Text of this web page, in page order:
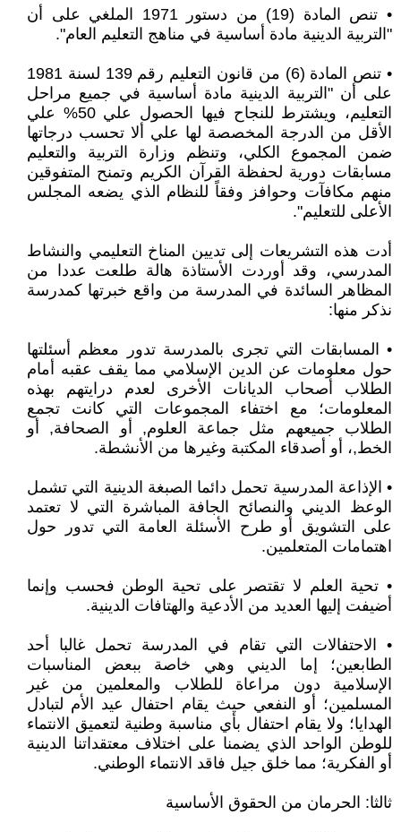
• تنص المادة (19) من دستور 1971 الملغي على أن
"التربية الدينية مادة أساسية في مناهج التعليم العام".
• تنص المادة (6) من قانون التعليم رقم 139 لسنة 1981
على أن "التربية الدينية مادة أساسية في جميع مراحل
التعليم، ويشترط للنجاح فيها الحصول علي 50% علي
الأقل من الدرجة المخصصة لها علي ألا تحسب درجاتها
ضمن المجموع الكلي، وتنظم وزارة التربية والتعليم
مسابقات دورية لحفظة القرآن الكريم وتمنح المتفوقين
منهم مكافآت وحوافز وفقاً للنظام الذي يضعه المجلس
الأعلى للتعليم".
أدت هذه التشريعات إلى تديين المناخ التعليمي والنشاط
المدرسي، وقد أوردت الأستاذة هالة طلعت عددا من
المظاهر السائدة في المدرسة من واقع خبرتها كمدرسة
نذكر منها:
• المسابقات التي تجرى بالمدرسة تدور معظم أسئلتها
حول معلومات عن الدين الإسلامي مما يقف عقبه أمام
الطلاب أصحاب الديانات الأخرى لعدم درايتهم بهذه
المعلومات؛ مع اختفاء المجموعات التي كانت تجمع
الطلاب جميعهم مثل جماعة العلوم, أو الصحافة, أو
الخط,، أو أصدقاء المكتبة وغيرها من الأنشطة.
• الإذاعة المدرسية تحمل دائما الصبغة الدينية التي تشمل
الوعظ الديني والنصائح الجافة المباشرة التي لا تعتمد
على التشويق أو طرح الأسئلة العامة التي تدور حول
اهتمامات المتعلمين.
• تحية العلم لا تقتصر على تحية الوطن فحسب وإنما
أضيفت إليها العديد من الأدعية والهتافات الدينية.
• الاحتفالات التي تقام في المدرسة تحمل غالبا أحد
الطابعين؛ إما الديني وهي خاصة ببعض المناسبات
الإسلامية دون مراعاة للطلاب والمعلمين من غير
المسلمين؛ أو النفعي حيث يقام احتفال عيد الأم لتبادل
الهدايا؛ ولا يقام احتفال بأي مناسبة وطنية لتعميق الانتماء
للوطن الواحد الذي يضمنا على اختلاف معتقداتنا الدينية
أو الفكرية؛ مما خلق جيل فاقد الانتماء الوطني.
ثالثا: الحرمان من الحقوق الأساسية